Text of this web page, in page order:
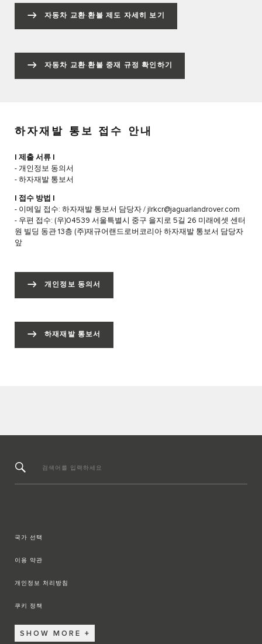
자동차 교환·환불 제도 자세히 보기
자동차 교환·환불 중재 규정 확인하기
하자재발 통보 접수 안내
| 제출 서류 |
- 개인정보 동의서
- 하자재발 통보서
| 접수 방법 |
- 이메일 접수: 하자재발 통보서 담당자 / jlrkcr@jaguarlandrover.com
- 우편 접수: (우)04539 서울특별시 중구 을지로 5길 26 미래에셋 센터
원 빌딩 동관 13층 (주)재규어랜드로버코리아 하자재발 통보서 담당자
앞
개인정보 동의서
하재재발 통보서
검색어를 입력하세요
국가 선택
이용 약관
개인정보 처리방침
쿠키 정책
SHOW MORE